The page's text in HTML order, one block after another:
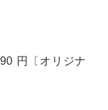
円〔オリジナ